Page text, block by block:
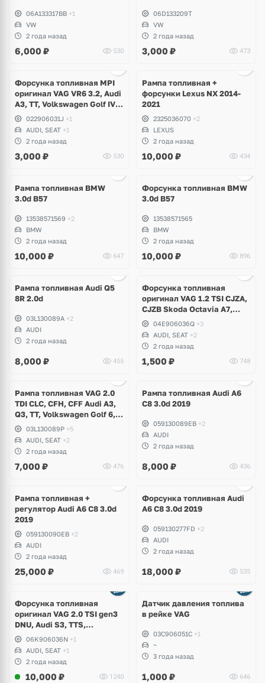
06A133317BB +1
VW
2 года назад
6,000 ₽ 530
06D133209T
VW
2 года назад
3,000 ₽ 473
Форсунка топливная MPI
оригинал VAG VR6 3.2, Audi
A3, TT, Volkswagen Golf IV
R32, Touareg GP, Phaeton,
Transpoter, Multivan,
Caravelle, Sharan, Seat
Alhambra
022906031J +1
AUDI, SEAT +1
2 года назад
3,000 ₽ 530
Рампа топливная +
форсунки Lexus NX 2014-
2021
2325036070 +2
LEXUS
2 года назад
10,000 ₽ 434
Рампа топливная BMW
3.0d B57
13538571569 +2
BMW
2 года назад
10,000 ₽ 647
Форсунка топливная BMW
3.0d B57
13538571565
BMW
2 года назад
10,000 ₽ 896
Рампа топливная Audi Q5
8R 2.0d
03L130089A +2
AUDI
2 года назад
8,000 ₽ 455
Форсунка топливная
оригинал VAG 1.2 TSI CJZA,
CJZB Skoda Octavia A7,
Fabia, Rapid, Yeti, Audi A3,
Volkswagen Golf 7, Tiguan,
Beetle, Caddy, Seat Ibiza,
Leon
04E906036Q +3
AUDI, SEAT +2
2 года назад
1,500 ₽ 748
Рампа топливная VAG 2.0
TDI CLC, CFH, CFF Audi A3,
Q3, TT, Volkswagen Golf 6,
Passat B7, CC, Tiguan,
Scirocco, Eos, Beetle, Skoda
Superb, Octavia A5, Rapid
03L130089P +5
AUDI, SEAT +2
2 года назад
7,000 ₽ 476
Рампа топливная Audi A6
C8 3.0d 2019
059130089EB +2
AUDI
2 года назад
8,000 ₽ 436
Рампа топливная +
регулятор Audi A6 C8 3.0d
2019
059130090EB +2
AUDI
2 года назад
25,000 ₽ 469
Форсунка топливная Audi
A6 C8 3.0d 2019
059130277FD +2
AUDI
2 года назад
18,000 ₽ 535
Форсунка топливная
оригинал VAG 2.0 TSI gen3
DNU, Audi S3, TTS,
Volkswagen Golf R 7.5,
Arteon, Passat B8, T-Roc,
Seat Leon Cupra, Ateca
06K906036N +1
AUDI, SEAT +1
2 года назад
10,000 ₽ 1240
Датчик давления топлива
в рейке VAG
03C906051C +1
~
3 года назад
1,000 ₽ 646